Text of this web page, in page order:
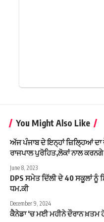
You Might Also Like
ਅੱਜ ਪੰਜਾਬ ਦੇ ਇਨ੍ਹਾਂ ਜ਼ਿਲ੍ਹਿਆਂ ਦਾ
ਰਾਜਪਾਲ ਪੁਰੋਹਿਤ,ਲੋਕਾਂ ਨਾਲ
June 8, 2023
DPS ਸਮੇਤ ਦਿੱਲੀ ਦੇ 40 ਸਕੂਲਾਂ ਨੂੰ
ਧਮ.ਕੀ
December 9, 2024
ਕੈਨੇਡਾ ‘ਚ ਮਈ ਮਹੀਨੇ ਦੌਰਾਨ ਖ਼ਤਮ